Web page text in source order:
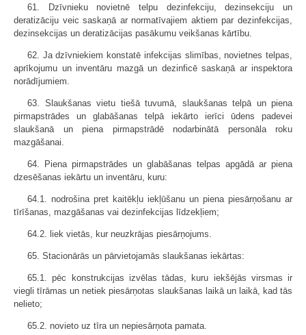
61. Dzīvnieku novietnē telpu dezinfekciju, dezinsekciju un
deratizāciju veic saskaņā ar normatīvajiem aktiem par dezinfekcijas,
dezinsekcijas un deratizācijas pasākumu veikšanas kārtību.
62. Ja dzīvniekiem konstatē infekcijas slimības, novietnes telpas,
aprīkojumu un inventāru mazgā un dezinficē saskaņā ar inspektora
norādījumiem.
63. Slaukšanas vietu tiešā tuvumā, slaukšanas telpā un piena
pirmapstrādes un glabāšanas telpā iekārto ierīci ūdens padevei
slaukšanā un piena pirmapstrādē nodarbinātā personāla roku
mazgāšanai.
64. Piena pirmapstrādes un glabāšanas telpas apgādā ar piena
dzesēšanas iekārtu un inventāru, kuru:
64.1. nodrošina pret kaitēkļu iekļūšanu un piena piesārņošanu ar
tīrīšanas, mazgāšanas vai dezinfekcijas līdzekļiem;
64.2. liek vietās, kur neuzkrājas piesārņojums.
65. Stacionārās un pārvietojamās slaukšanas iekārtas:
65.1. pēc konstrukcijas izvēlas tādas, kuru iekšējās virsmas ir
viegli tīrāmas un netiek piesārņotas slaukšanas laikā un laikā, kad tās
nelieto;
65.2. novieto uz tīra un nepiesārņota pamata.